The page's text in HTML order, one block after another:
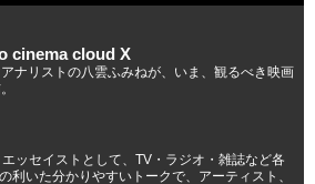
cinema cloud X
ナリストの八雲ふみねが、いま、観るべき映画
ッセイストとして、TV・ラジオ・雑誌など各
利いた分かりやすいトークで、アーティスト、